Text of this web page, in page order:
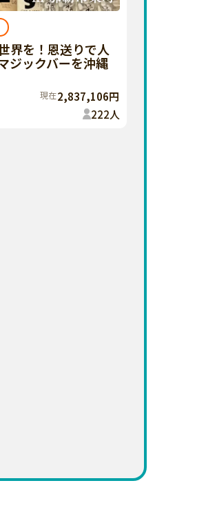
界を！恩送りで人
ジックバーを沖縄
現在2,837,106円
222人